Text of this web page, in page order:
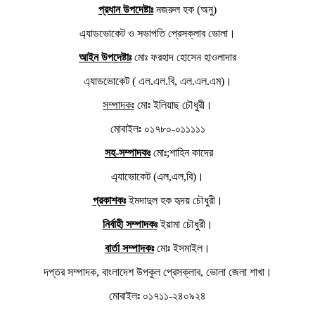
প্রধান উপদেষ্টাঃনজরুল হক (অনু)
এ্যাডভোকেট ও সভাপতি প্রেসক্লাব ভোলা।
আইন উপদেষ্টাঃমোঃ ফরহাদ হোসেন হাওলাদার
এ্যাডভোকেট ( এল.এল.বি, এল.এল.এম)।
সম্পাদকঃ মোঃ ইলিয়াছ চৌধুরী।
মোবাইলঃ ০১৭৮০-০১১১১১
সহ-সম্পাদকঃমোঃ;শাহিন কাদের
এ্যাভোকেট (এল,এল,বি)।
প্রকাশকঃইমদাদুল হক হৃদয় চৌধুরী।
নির্বাহী সম্পাদকঃইয়ামা চৌধুরী।
বার্তা সম্পাদকঃমোঃ ইসমাইল।
দপ্তর সম্পাদক, বাংলাদেশ উপকূল প্রেসক্লাব, ভোলা জেলা শাখা।
মোবাইলঃ ০১৭১১-২৪০৯২৪